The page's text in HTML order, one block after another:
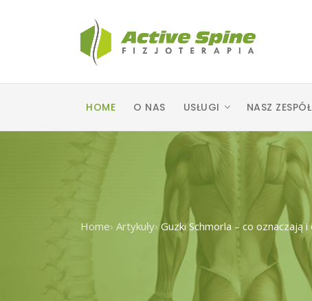
HOME O NAS USŁUGI NASZ ZESPÓŁ
Home› Artykuły›Guzki Schmorla – co oznaczają